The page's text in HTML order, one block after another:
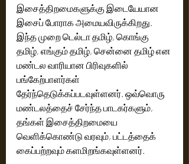
இசைத்திறமைகளுக்கு இடையேயான
இசைப் போராக அமையவிருக்கிறது.
இந்த முறை டெல்டா தமிழ், கொங்கு
தமிழ், எங்கும் தமிழ், சென்னை தமிழ் என
மண்டல வாரியான பிரிவுகளில்
பங்கேற்பாளர்கள்
தேர்ந்தெடுக்கப்படவுள்ளனர். ஒவ்வொரு
மண்டலத்தைச் சேர்ந்த பாடகர்களும்,
தங்கள் இசைத்திறமையை
வெளிக்கொண்டு வரவும், பட்டத்தைக்
கைப்பற்றவும் களமிறங்கவுள்ளனர்.